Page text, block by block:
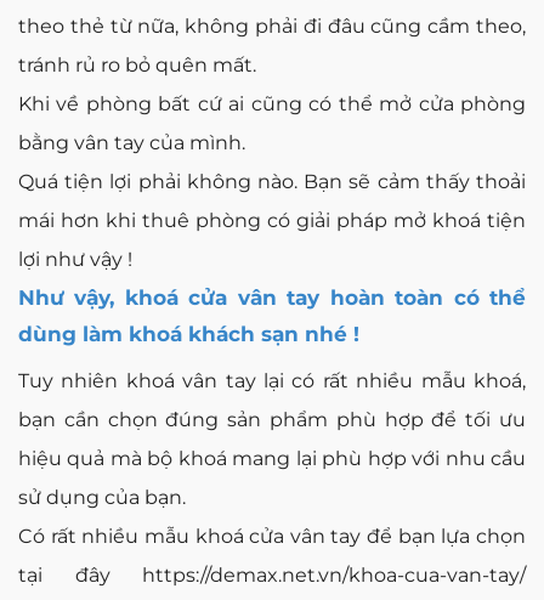
theo thẻ từ nữa, không phải đi đâu cũng cầm theo,
tránh rủ ro bỏ quên mất.
Khi về phòng bất cứ ai cũng có thể mở cửa phòng
bằng vân tay của mình.
Quá tiện lợi phải không nào. Bạn sẽ cảm thấy thoải
mái hơn khi thuê phòng có giải pháp mở khoá tiện
lợi như vậy !
Như vậy, khoá cửa vân tay hoàn toàn có thể
dùng làm khoá khách sạn nhé !
Tuy nhiên khoá vân tay lại có rất nhiều mẫu khoá,
bạn cần chọn đúng sản phẩm phù hợp để tối ưu
hiệu quả mà bộ khoá mang lại phù hợp với nhu cầu
sử dụng của bạn.
Có rất nhiều mẫu khoá cửa vân tay để bạn lựa chọn
tại đây https://demax.net.vn/khoa-cua-van-tay/